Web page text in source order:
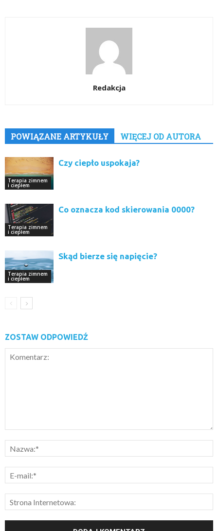
Redakcja
POWIĄZANE ARTYKUŁY WIĘCEJ OD AUTORA
Terapia zimnem
i ciepłem
Czy ciepło uspokaja?
Terapia zimnem
i ciepłem
Co oznacza kod skierowania 0000?
Terapia zimnem
i ciepłem
Skąd bierze się napięcie?
ZOSTAW ODPOWIEDŹ